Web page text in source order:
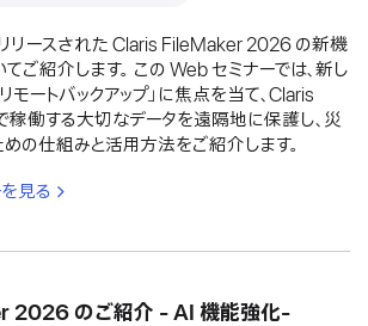
リースされた Claris FileMaker 2026 の新機
ご紹介します。 この Web セミナーでは、新し
モートバックアップ」に焦点を当て、Claris
働する大切なデータを遠隔地に保護し、災
の仕組みと活用方法をご紹介します。
見る
2026 のご紹介 - AI 機能強化-